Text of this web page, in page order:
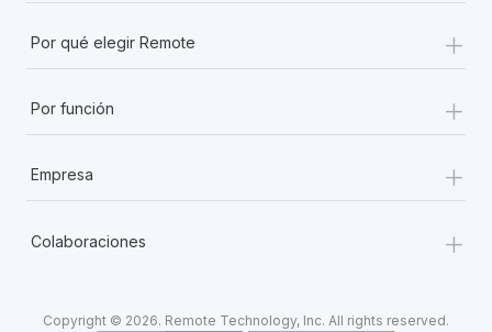
Por qué elegir Remote +
Por función +
Empresa +
Colaboraciones +
Copyright © 2026. Remote Technology, Inc. All rights reserved.